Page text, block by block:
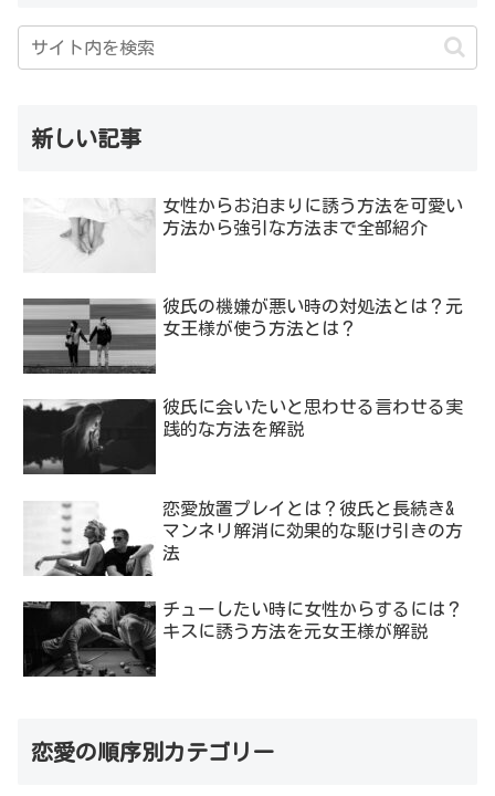
新しい記事
女性からお泊まりに誘う方法を可愛い
方法から強引な方法まで全部紹介
彼氏の機嫌が悪い時の対処法とは？元
女王様が使う方法とは？
彼氏に会いたいと思わせる言わせる実
践的な方法を解説
恋愛放置プレイとは？彼氏と長続き&
マンネリ解消に効果的な駆け引きの方
法
チューしたい時に女性からするには？
キスに誘う方法を元女王様が解説
恋愛の順序別カテゴリー